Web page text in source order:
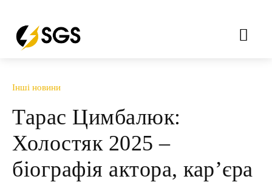
Інші новини
Тарас Цимбалюк:
Холостяк 2025 –
біографія актора, кар’єра